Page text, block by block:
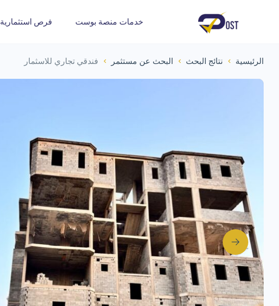
خدمات منصة بوست فرص استثمارية
الرئيسية نتائج البحث البحث عن مستثمر فندقي تجاري للاسثمار